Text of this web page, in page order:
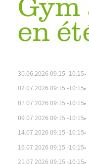
Gym
en
30.06.202609:15 10:15
02.07.2026 09:15 10:15